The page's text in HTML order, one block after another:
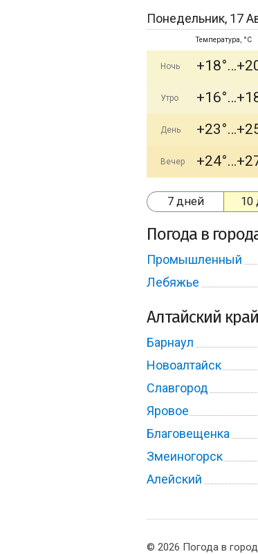
Понедельник, 17
Температура, °C
Ночь +18°
Утро +16°
День +23°
Вечер +24°
7 дней 10
Погода в
Промышленный
Лебяжье
Алтайский край
Барнаул
Новоалтайск
Славгород
Яровое
Благовещенка
Змеиногорск
Алейский
© 2026 Погода в